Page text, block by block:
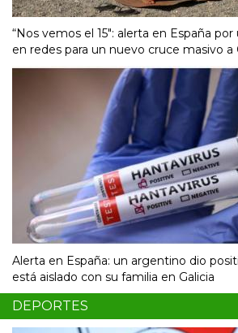
“Nos vemos el 15″: alerta en España
en redes para un nuevo cruce masivo a
Alerta en España: un argentino dio
está aislado con su familia en Galicia
DEPORTES